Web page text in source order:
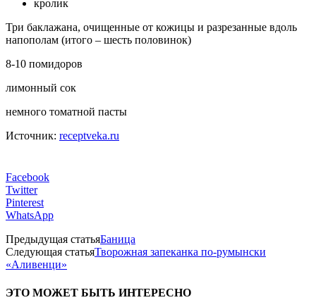
кролик
Три баклажана, очищенные от кожицы и разрезанные вдоль
напополам (итого – шесть половинок)
8-10 помидоров
лимонный сок
немного томатной пасты
Источник: receptveka.ru
Facebook
Twitter
Pinterest
WhatsApp
Предыдущая статьяБаница
Следующая статьяТворожная запеканка по-румынски
«Аливенци»
ЭТО МОЖЕТ БЫТЬ ИНТЕРЕСНО